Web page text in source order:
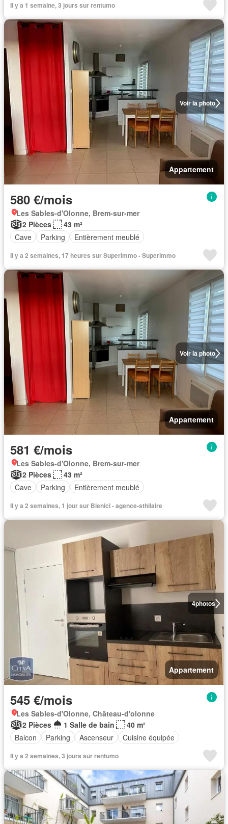
Il y a 1 semaine, 3 jours sur rentumo
Voir la photo
Appartement
580 €/mois
Les Sables-d'Olonne, Brem-sur-mer
2 Pièces
43 m²
Cave
Parking Entièrement meublé
Il y a 2 semaines, 17 heures sur Superimmo - Superimmo
Voir la photo
Appartement
581 €/mois
Les Sables-d'Olonne, Brem-sur-mer
2 Pièces
43 m²
Cave
Parking Entièrement meublé
Il y a 2 semaines, 1 jour sur Bienici - agence-sthilaire
4photos
Appartement
545 €/mois
Les Sables-d'Olonne, Château-d'olonne
2 Pièces
1 Salle de bain
40 m²
Balcon
Parking Ascenseur Cuisine équipée
Il y a 2 semaines, 3 jours sur rentumo